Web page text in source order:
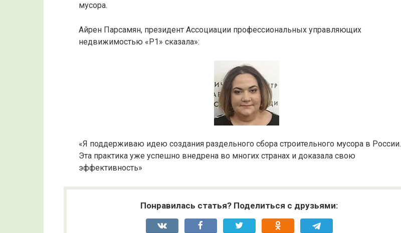
мусора.
Айрен Парсамян, президент Ассоциации профессиональных управляющих
недвижимостью «Р1» сказала»:
«Я поддерживаю идею создания раздельного сбора строительного мусора в России.
Эта практика уже успешно внедрена во многих странах и доказала свою
эффективность»
Понравилась статья? Поделиться с друзьями: